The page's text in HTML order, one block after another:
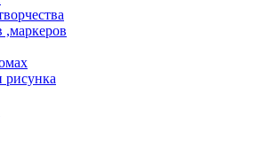
,маркеров
рисунка